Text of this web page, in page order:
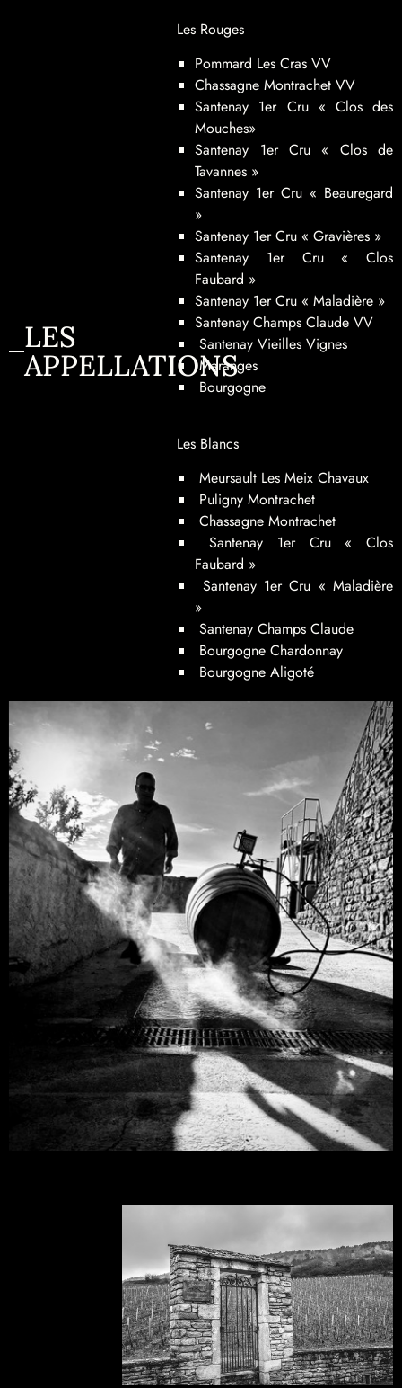
LES
APPELLATIONS
Les Rouges
Pommard Les Cras VV
Chassagne Montrachet VV
Santenay 1er Cru « Clos des
Mouches»
Santenay 1er Cru « Clos de
Tavannes »
Santenay 1er Cru « Beauregard
»
Santenay 1er Cru « Gravières »
Santenay 1er Cru
« Clos
Faubard »
Santenay 1er Cru « Maladière »
Santenay Champs Claude VV
Santenay Vieilles Vignes
Maranges
Bourgogne
Les Blancs
Meursault Les Meix Chavaux
Puligny Montrachet
Chassagne Montrachet
Santenay 1er Cru
« Clos
Faubard »
Santenay 1er Cru « Maladière
»
Santenay Champs Claude
Bourgogne Chardonnay
Bourgogne Aligoté